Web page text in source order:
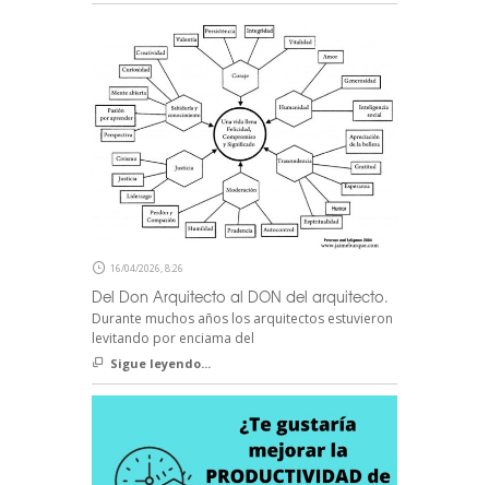
16/04/2026, 8:26
Del Don Arquitecto al DON del arquitecto.
Durante muchos años los arquitectos estuvieron
levitando por enciama del
Sigue leyendo...